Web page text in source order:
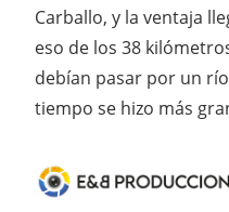
Carballo, y la ventaja
eso de los 38
debían pasar por un
tiempo se hizo más